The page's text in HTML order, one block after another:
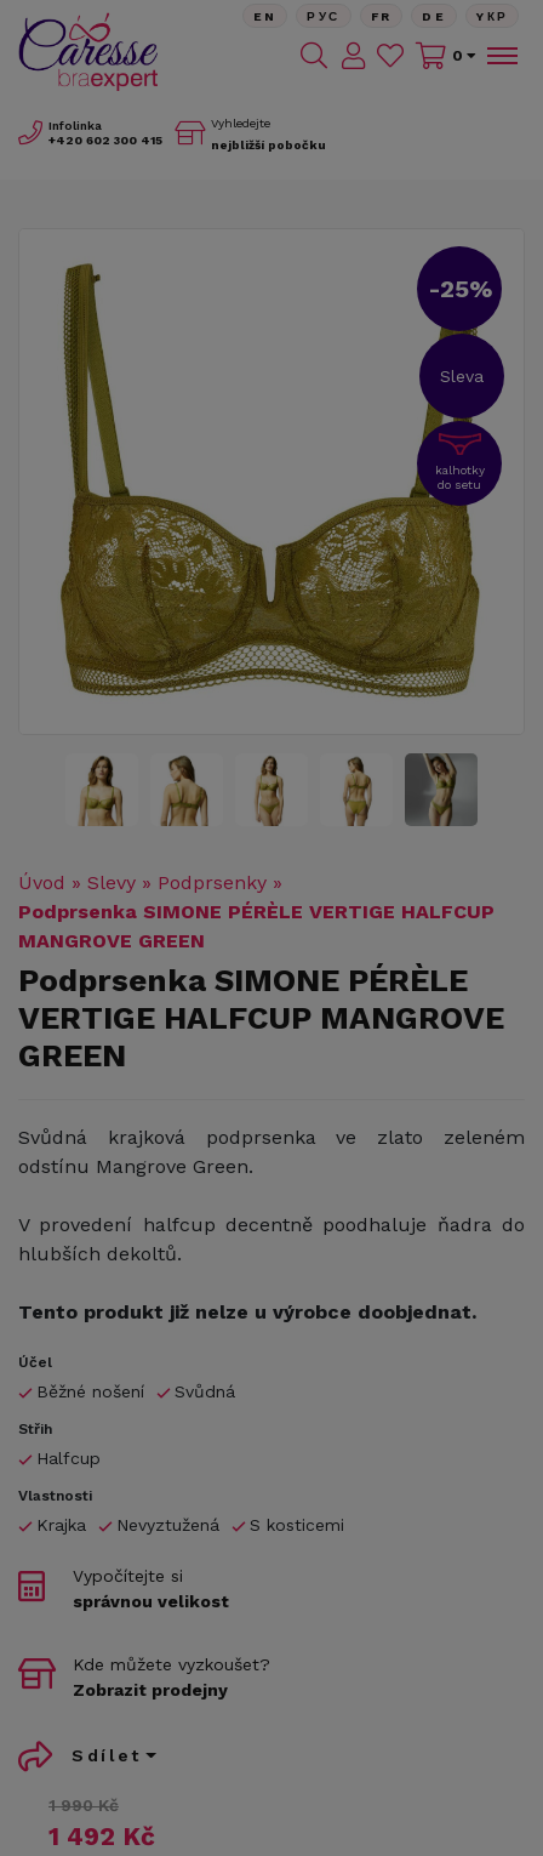
Infolinka
+420 602 300 415
Vyhledejte
nejbližší pobočku
EN РУС FR DE YКР
0
-25%
Sleva
kalhotky
do setu
Úvod » Slevy » Podprsenky »
Podprsenka SIMONE PÉRÈLE VERTIGE HALFCUP
MANGROVE GREEN
Podprsenka SIMONE PÉRÈLE
VERTIGE HALFCUP MANGROVE
GREEN
Svůdná krajková podprsenka ve zlato zeleném
odstínu Mangrove Green.
V provedení halfcup decentně poodhaluje ňadra do
hlubších dekoltů.
Tento produkt již nelze u výrobce doobjednat.
Účel
Běžné nošení Svůdná
Střih
Halfcup
Vlastnosti
Krajka Nevyztužená S kosticemi
1 990 Kč
1 492 Kč
Vypočítejte si
správnou velikost
Kde můžete vyzkoušet?
Zobrazit prodejny
Sdílet